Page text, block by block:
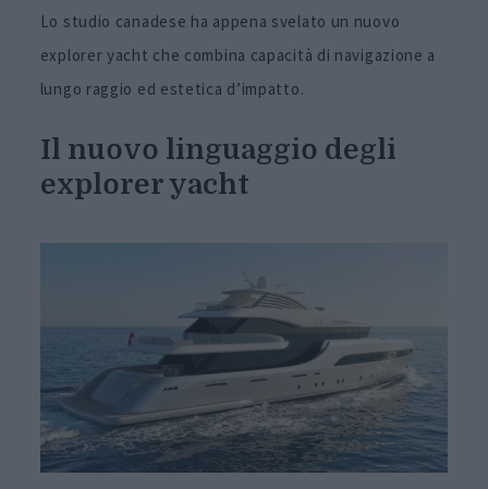
Lo studio canadese ha appena svelato un nuovo
explorer yacht che combina capacità di navigazione a
lungo raggio ed estetica d’impatto.
Il nuovo linguaggio degli
explorer yacht